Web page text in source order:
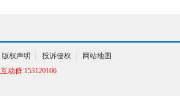
版权声明 投诉侵权
网站地图
动群:153120106